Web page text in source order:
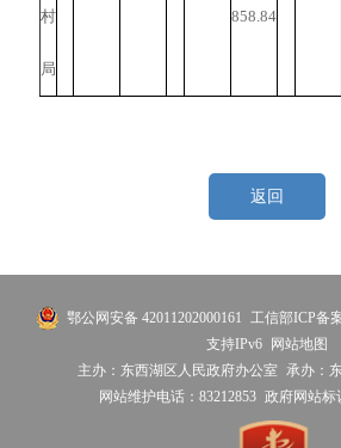
村
局
858.84
返回
鄂公网安备 42011202000161
工信部ICP备
支持IPv6 网站地图
主办：东西湖区人民政府办公室
承办：
网站维护电话：83212853 政府网站标